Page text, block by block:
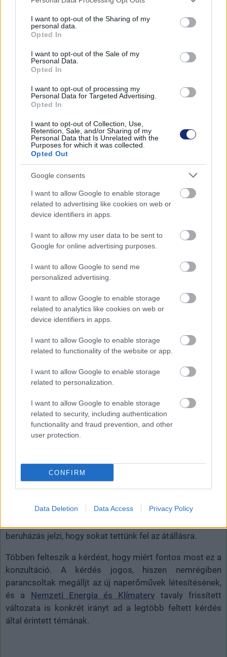
not limited to your visit or usage behaviour. You may click to
grant or deny consent to Google and its third-party tags to
use your data for below specified purposes in below Google
consent section.
I want to opt-out of the Sharing of my
personal data.
Opted In
I want to opt-out of the Sale of my
Personal Data.
Opted In
I want to opt-out of processing my
Personal Data for Targeted Advertising.
Opted In
I want to opt-out of Collection, Use,
Retention, Sale, and/or Sharing of my
Personal Data that Is Unrelated with the
Purposes for which it was collected.
Opted Out
Google consents
I want to allow Google to enable storage
related to advertising like cookies on web or
device identifiers in apps.
I want to allow my user data to be sent to
Google for online advertising purposes.
I want to allow Google to send me
personalized advertising.
I want to allow Google to enable storage
related to analytics like cookies on web or
device identifiers in apps.
I want to allow Google to enable storage
related to functionality of the website or app.
I want to allow Google to enable storage
related to personalization.
I want to allow Google to enable storage
related to security, including authentication
functionality and fraud prevention, and other
user protection.
CONFIRM
Data Deletion Data Access Privacy Policy
A héten online konzultációt
zöldenergia témakörében
2024 március 16. 15:34
Kikérdezik a véleményünket
akkumulátorgyárakról és a napelemekről is.
Szerdán jelent meg a magyar kormány legújabb
konzultációs kérdéssora. A most indult kvázi
közvélemény kutatás csak online formában lesz
kitölthető, ne várjuk a postai úton érkező szokásos
paksamétát. A jelenlegi kérdéssor a zöldenergia és az
elektromos autózás témakörében kíváncsi az
Úgy tűnik, hogy ez mostanság központi téma lesz a
közéleti kommunikáció során. Mindamellett, hogy tavaly
jelentős bejelentés napelemes vagy elektromos autós
beruházás jelzi, hogy sokat tettünk fel az átállásra.
Többen felteszik a kérdést, hogy miért fontos most ez a
konzultáció. A kérdés jogos, hiszen nemrégiben
parancsoltak megálljt az új naperőművek létesítésének,
és a Nemzeti Energia és Klímaterv tavaly frissített
változata is konkrét irányt ad a legtöbb feltett kérdés
által érintett témának.